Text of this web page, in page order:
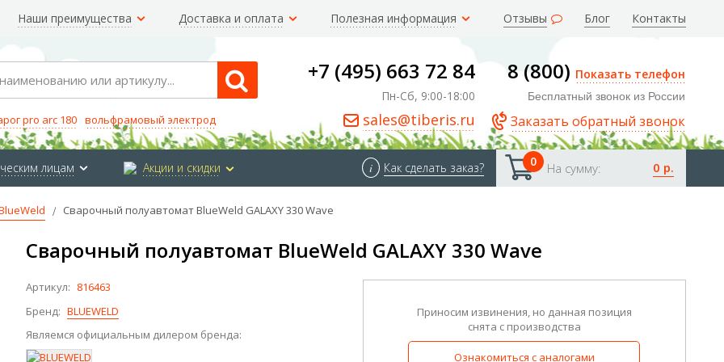
Наши преимущества Доставка и оплата Полезная информация Отзывы Блог Контакты
pro arc 180 вольфрамовый электрод
+7 (495) 663 72 84
Пн-Сб, 9:00-18:00
sales@tiberis.ru
8 (800) Показать телефон
Бесплатный звонок из России
Заказать обратный звонок
лицам Акции и скидки 0 На сумму: 0 р.
i Как сделать заказ?
Сварочный полуавтомат BlueWeld GALAXY 330 Wave
Сварочный полуавтомат BlueWeld GALAXY 330 Wave
Артикул: 816463
Бренд: BLUEWELD
Являемся официальным дилером бренда:
Приносим извинения, но данная позиция
снята с производства
Ознакомиться с аналогами